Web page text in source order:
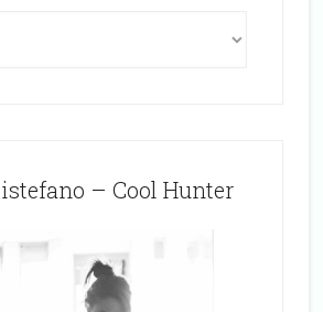
– Cool Hunter